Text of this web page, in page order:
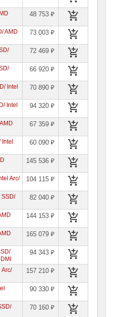
48 753 ₽
AMD
73 003 ₽
72 469 ₽
66 920 ₽
Intel
70 890 ₽
Intel
94 320 ₽
67 359 ₽
Intel
60 090 ₽
145 536 ₽
Arc/
104 115 ₽
SSD/
82 040 ₽
144 153 ₽
165 079 ₽
94 343 ₽
Arc/
157 210 ₽
90 330 ₽
70 160 ₽